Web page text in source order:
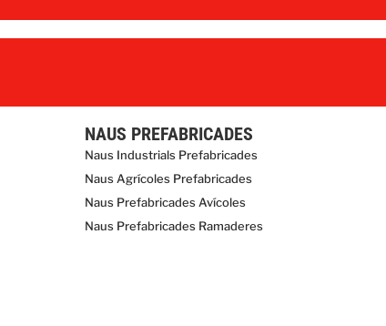
NAUS PREFABRICADES
Naus Industrials Prefabricades
Naus Agrícoles Prefabricades
Naus Prefabricades Avícoles
Naus Prefabricades Ramaderes